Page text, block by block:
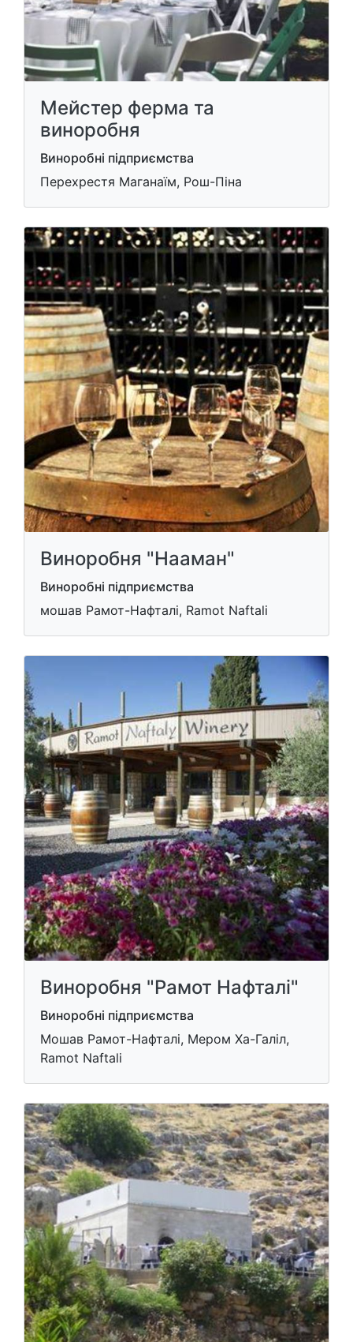
Мейстер ферма та
виноробня
Виноробні підприємства
Перехрестя Маганаїм, Рош-Піна
Виноробня "Нааман"
Виноробні підприємства
мошав Рамот-Нафталі, Ramot Naftali
Виноробня "Рамот Нафталі"
Виноробні підприємства
Мошав Рамот-Нафталі, Мером Ха-Галіл,
Ramot Naftali